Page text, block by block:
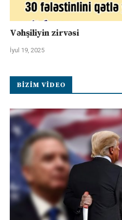
Vəhşiliyin zirvəsi
İyul 19, 2025
BIZIM VIDEO